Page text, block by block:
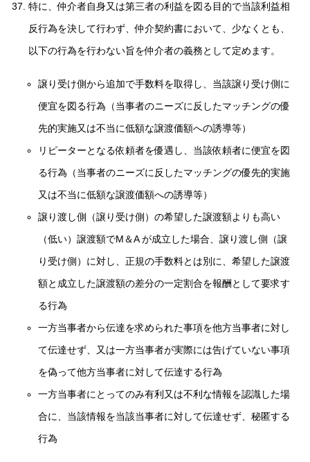
特に、仲介者自身又は第三者の利益を図る目的で当該利益相
反行為を決して行わず、仲介契約書において、少なくとも、
以下の行為を行わない旨を仲介者の義務として定めます。
譲り受け側から追加で手数料を取得し、当該譲り受け側に
便宜を図る行為（当事者のニーズに反したマッチングの優
先的実施又は不当に低額な譲渡価額への誘導等）
リピーターとなる依頼者を優遇し、当該依頼者に便宜を図
る行為（当事者のニーズに反したマッチングの優先的実施
又は不当に低額な譲渡価額への誘導等）
譲り渡し側（譲り受け側）の希望した譲渡額よりも高い
（低い）譲渡額でM＆A が成立した場合、譲り渡し側（譲
り受け側）に対し、正規の手数料とは別に、希望した譲渡
額と成立した譲渡額の差分の一定割合を報酬として要求す
る行為
一方当事者から伝達を求められた事項を他方当事者に対し
て伝達せず、又は一方当事者が実際には告げていない事項
を偽って他方当事者に対して伝達する行為
一方当事者にとってのみ有利又は不利な情報を認識した場
合に、当該情報を当該当事者に対して伝達せず、秘匿する
行為